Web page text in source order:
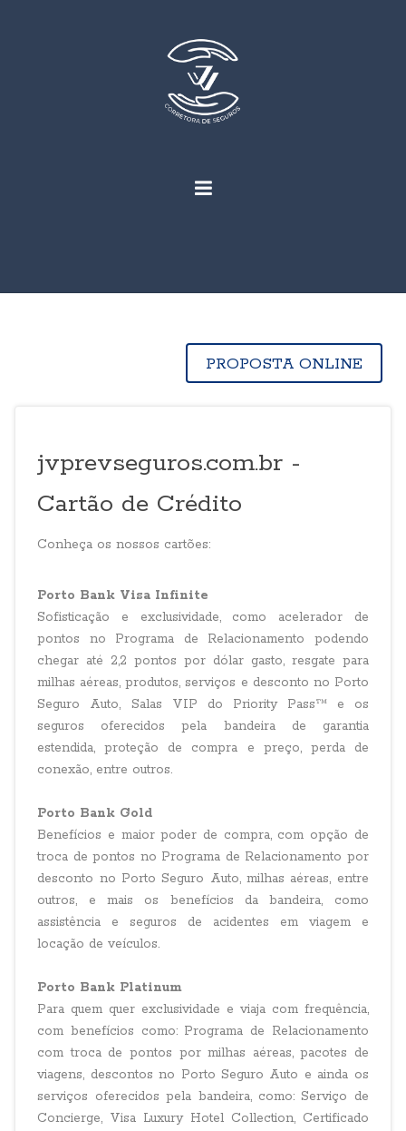
PROPOSTA ONLINE
jvprevseguros.com.br -
Cartão de Crédito
Conheça os nossos cartões:
Porto Bank Visa Infinite
Sofisticação e exclusividade, como acelerador de
pontos no Programa de Relacionamento podendo
chegar até 2,2 pontos por dólar gasto, resgate para
milhas aéreas, produtos, serviços e desconto no Porto
Seguro Auto, Salas VIP do Priority Pass™ e os
seguros oferecidos pela bandeira de garantia
estendida, proteção de compra e preço, perda de
conexão, entre outros.
Porto Bank Gold
Benefícios e maior poder de compra, com opção de
troca de pontos no Programa de Relacionamento por
desconto no Porto Seguro Auto, milhas aéreas, entre
outros, e mais os benefícios da bandeira, como
assistência e seguros de acidentes em viagem e
locação de veículos.
Porto Bank Platinum
Para quem quer exclusividade e viaja com frequência,
com benefícios como: Programa de Relacionamento
com troca de pontos por milhas aéreas, pacotes de
viagens, descontos no Porto Seguro Auto e ainda os
serviços oferecidos pela bandeira, como: Serviço de
Concierge, Visa Luxury Hotel Collection, Certificado